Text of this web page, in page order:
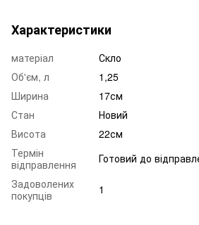
Характеристики
матеріал
Скло
Об'єм, л
1,25
Ширина
17см
Стан
Новий
Висота
22см
Термін
відправлення
Готовий до
Задоволених
покупців
1